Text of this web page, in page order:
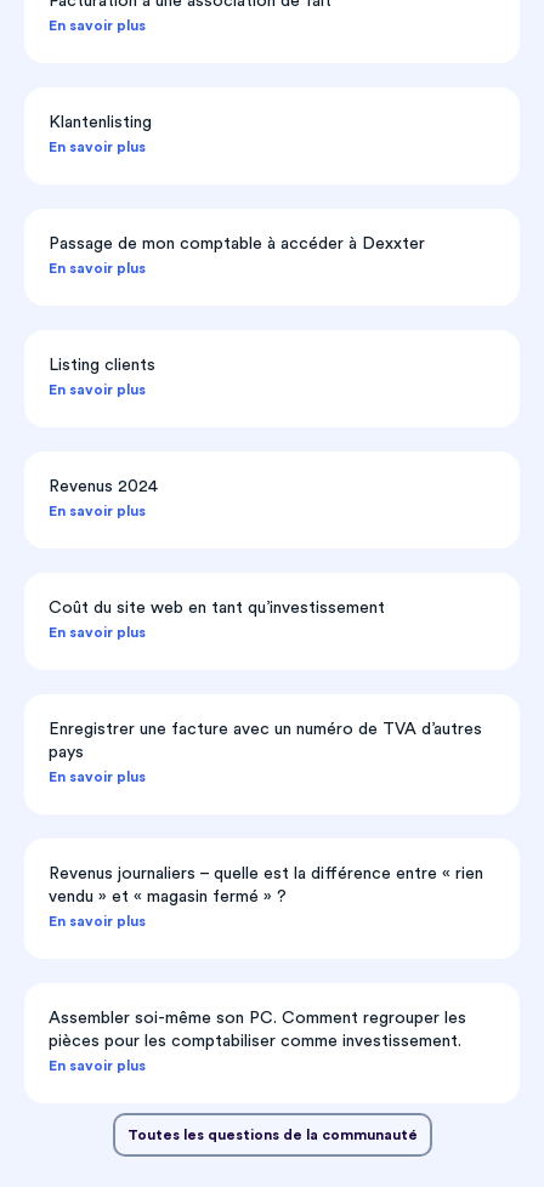
En savoir plus
Klantenlisting
En savoir plus
Passage de mon comptable à accéder à Dexxter
En savoir plus
Listing clients
En savoir plus
Revenus 2024
En savoir plus
Coût du site web en tant qu’investissement
En savoir plus
Enregistrer une facture avec un numéro de TVA d’autres
pays
En savoir plus
Revenus journaliers – quelle est la différence entre « rien
vendu » et « magasin fermé » ?
En savoir plus
Assembler soi-même son PC. Comment regrouper les
pièces pour les comptabiliser comme investissement.
En savoir plus
Toutes les questions de la communauté